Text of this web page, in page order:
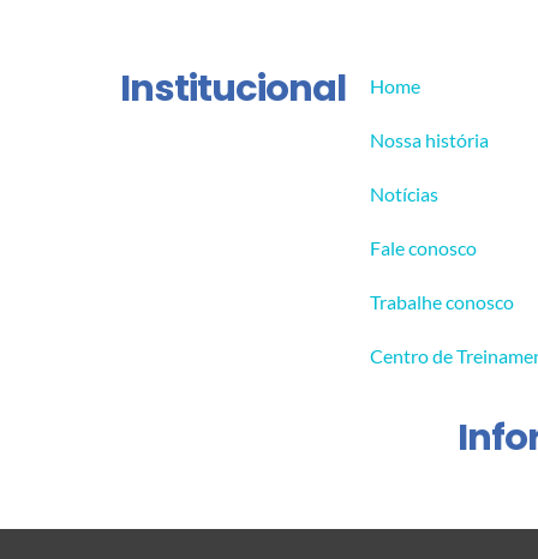
Institucional Home
Nossa história
Notícias
Fale conosco
Trabalhe conosco
Centro de